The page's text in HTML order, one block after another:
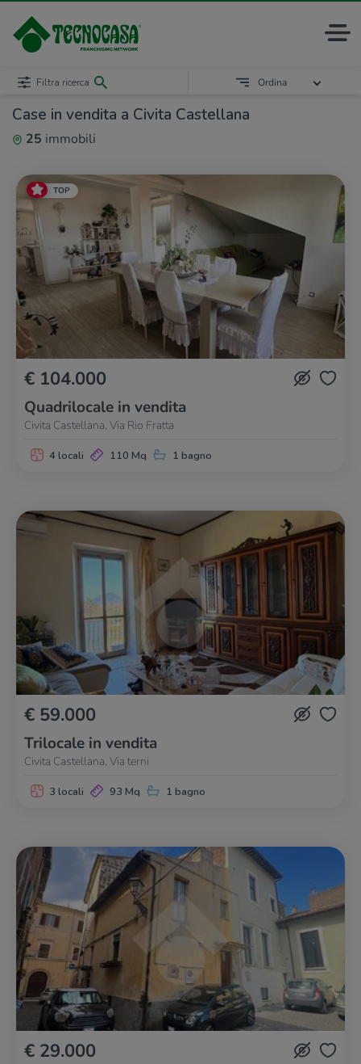
Case in vendita a Civita Castellana
25 immobili
Filtra ricerca Ordina
TOP
€ 104.000
Quadrilocale in vendita
Civita Castellana, Via Rio Fratta
4 locali 110 Mq 1 bagno
€ 59.000
Trilocale in vendita
Civita Castellana, Via terni
3 locali 93 Mq 1 bagno
€ 29.000